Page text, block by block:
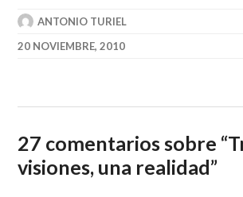
ANTONIO TURIEL
20 NOVIEMBRE, 2010
27 comentarios sobre “
visiones, una realidad”